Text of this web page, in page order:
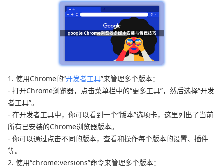
1. 使用Chrome的“开发者工具”来管理多个版本：
- 打开Chrome浏览器，点击菜单栏中的“更多工具”，然后选择“开发
者工具”。
- 在开发者工具中，你可以看到一个“版本”选项卡，这里列出了当前
所有已安装的Chrome浏览器版本。
- 你可以通过点击不同的版本，查看和操作每个版本的设置、插件
等。
2. 使用“chrome:versions”命令来管理多个版本：